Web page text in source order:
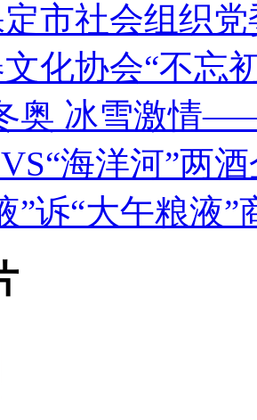
市社会组织
化协会“不忘
奥 冰雪激情
海洋河”两
”诉“大午粮液